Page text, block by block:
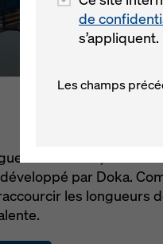
de 670 m, en
par Doka.
les longueurs
de
s’appliquent.
Les champs